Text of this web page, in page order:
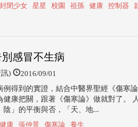
封閉少女 星星 校園 祖孫 健康 控制器
感冒不生病
) 2016/09/01
例得到的實證，結合中醫界聖經《傷寒
健康把關，跟著《傷寒論》做就對了。
陰」的平衡與否，「天、地...
健康 張仲景 傷寒論 養生